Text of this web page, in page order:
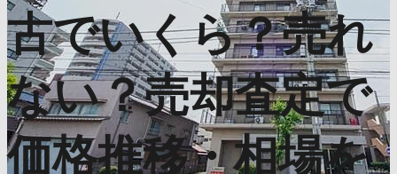
古でいくら？売れ
ない？売却査定で
価格推移・相場を